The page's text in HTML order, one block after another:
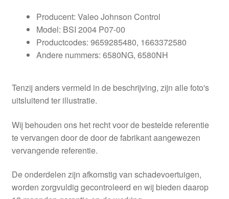
Producent: Valeo Johnson Control
Model: BSI 2004 P07-00
Productcodes: 9659285480, 1663372580
Andere nummers: 6580NG, 6580NH
Tenzij anders vermeld in de beschrijving, zijn alle foto's
uitsluitend ter illustratie.
Wij behouden ons het recht voor de bestelde referentie
te vervangen door de door de fabrikant aangewezen
vervangende referentie.
De onderdelen zijn afkomstig van schadevoertuigen,
worden zorgvuldig gecontroleerd en wij bieden daarop